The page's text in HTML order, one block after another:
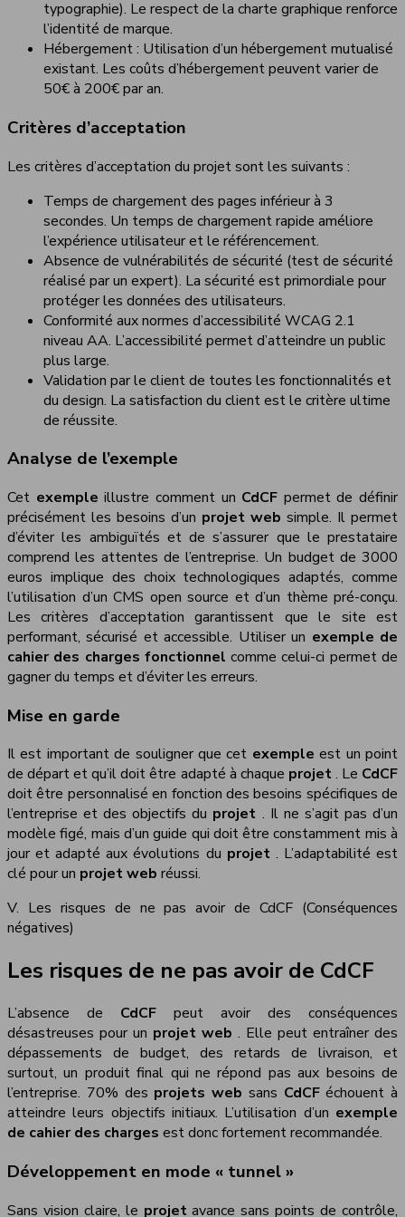
typographie). Le respect de la charte graphique renforce
l’identité de marque.
Hébergement : Utilisation d’un hébergement mutualisé
existant. Les coûts d’hébergement peuvent varier de
50€ à 200€ par an.
Critères d’acceptation
Les critères d’acceptation du projet sont les suivants :
Temps de chargement des pages inférieur à 3
secondes. Un temps de chargement rapide améliore
l’expérience utilisateur et le référencement.
Absence de vulnérabilités de sécurité (test de sécurité
réalisé par un expert). La sécurité est primordiale pour
protéger les données des utilisateurs.
Conformité aux normes d’accessibilité WCAG 2.1
niveau AA. L’accessibilité permet d’atteindre un public
plus large.
Validation par le client de toutes les fonctionnalités et
du design. La satisfaction du client est le critère ultime
de réussite.
Analyse de l’exemple
Cet exempleillustre comment un CdCF permet de définir
précisément les besoins d’un projet web simple. Il permet
d’éviter les ambiguïtés et de s’assurer que le prestataire
comprend les attentes de l’entreprise. Un budget de 3000
euros implique des choix technologiques adaptés, comme
l’utilisation d’un CMS open source et d’un thème pré-conçu.
Les critères d’acceptation garantissent que le site est
performant, sécurisé et accessible. Utiliser un exemple de
cahier des charges fonctionnelcomme celui-ci permet de
gagner du temps et d’éviter les erreurs.
Mise en garde
Il est important de souligner que cet exempleest un point
de départ et qu’il doit être adapté à chaque projet. Le CdCF
doit être personnalisé en fonction des besoins spécifiques de
l’entreprise et des objectifs du projet . Il ne s’agit pas d’un
modèle figé, mais d’un guide qui doit être constamment mis à
jour et adapté aux évolutions du projet . L’adaptabilité est
clé pour un projet web réussi.
V. Les risques de ne pas avoir de CdCF (Conséquences
négatives)
Les risques de ne pas avoir de CdCF
L’absence de CdCF peut avoir des conséquences
désastreuses pour un projet web . Elle peut entraîner des
dépassements de budget, des retards de livraison, et
surtout, un produit final qui ne répond pas aux besoins de
l’entreprise. 70% des projets web sans CdCFéchouent à
atteindre leurs objectifs initiaux. L’utilisation d’un exemple
de cahier des charges est donc fortement recommandée.
Développement en mode « tunnel »
Sans vision claire, le projetavance sans points de contrôle,